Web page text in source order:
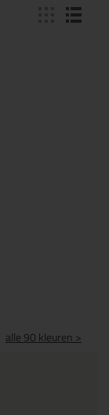
alle 90 kleuren >